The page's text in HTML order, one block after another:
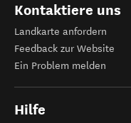
Kontaktiere uns
Landkarte anfordern
Feedback zur Website
Ein Problem melden
Hilfe